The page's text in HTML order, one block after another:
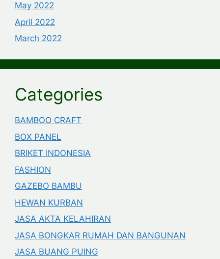
May 2022
April 2022
March 2022
Categories
BAMBOO CRAFT
BOX PANEL
BRIKET INDONESIA
FASHION
GAZEBO BAMBU
HEWAN KURBAN
JASA AKTA KELAHIRAN
JASA BONGKAR RUMAH DAN BANGUNAN
JASA BUANG PUING